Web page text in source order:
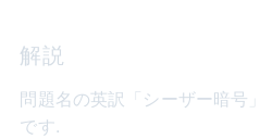
解説
問題名の英訳「シーザー暗号
です.